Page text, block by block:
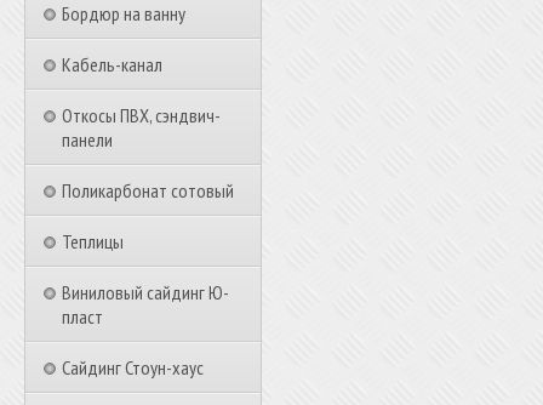
Бордюр на ванну
Кабель-канал
Откосы ПВХ, сэндвич-
панели
Поликарбонат сотовый
Теплицы
Виниловый сайдинг Ю-
пласт
Сайдинг Стоун-хаус